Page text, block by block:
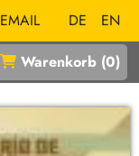
EMAIL DE
EN
Warenkorb (0)